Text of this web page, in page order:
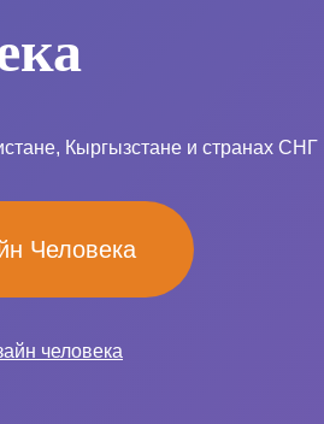
Кыргызстане и странах СНГ
Человека
человека